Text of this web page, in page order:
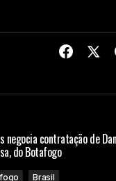
negocia contratação de
do Botafogo
Brasil